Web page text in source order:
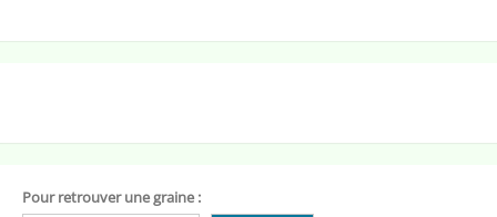
Pour retrouver une graine :